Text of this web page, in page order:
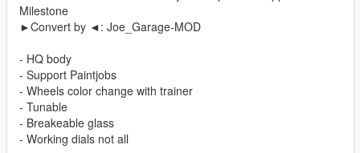
Milestone
►Convert by ◄: Joe_Garage-MOD
- HQ body
- Support Paintjobs
- Wheels color change with trainer
- Tunable
- Breakeable glass
- Working dials not all